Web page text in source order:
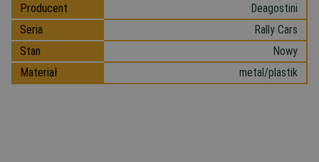
Producent
Deagostini
Seria
Rally Cars
Stan
Nowy
Materiał
metal/plastik